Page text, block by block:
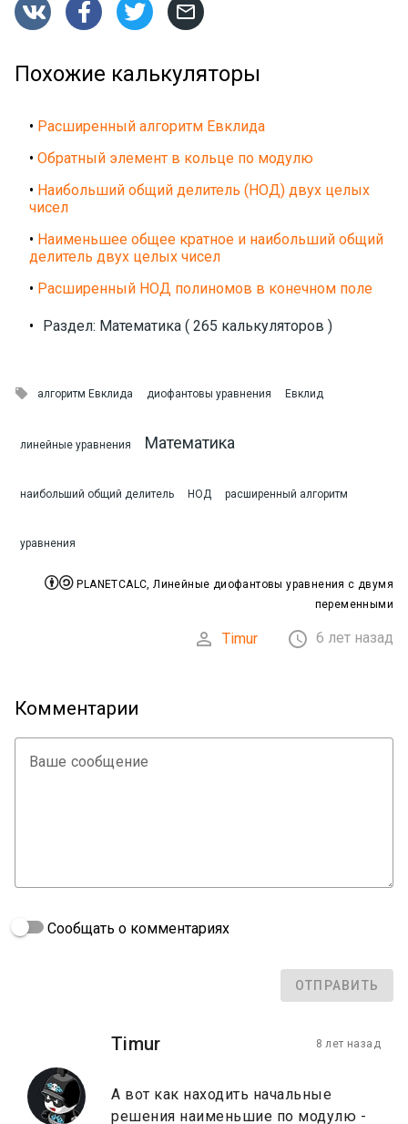
   
Похожие калькуляторы
• Расширенный алгоритм Евклида
• Обратный элемент в кольце по модулю
• Наибольший общий делитель (НОД) двух целых
чисел
• Наименьшее общее кратное и наибольший общий
делитель двух целых чисел
• Расширенный НОД полиномов в конечном поле
• Раздел: Математика ( 265 калькуляторов )
 алгоритм Евклида диофантовы уравнения Евклид
линейные уравнения Математика
наибольший общий делитель НОД расширенный алгоритм
уравнения
 PLANETCALC, Линейные диофантовы уравнения с двумя
переменными
 Timur  6 лет назад
Комментарии
Ваше сообщение
Сообщать о комментариях
ОТПРАВИТЬ
Timur 8 лет назад
А вот как находить начальные
решения наименьшие по модулю -